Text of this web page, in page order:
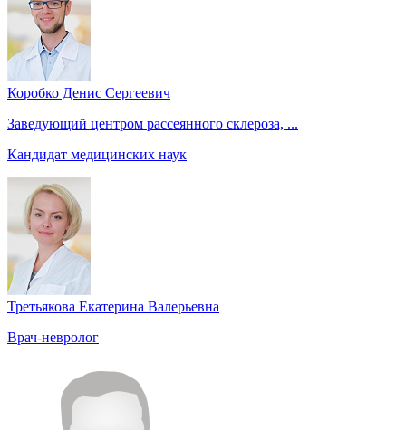
Коробко Денис Сергеевич
Заведующий центром рассеянного склероза, ...
Кандидат медицинских наук
Третьякова Екатерина Валерьевна
Врач-невролог